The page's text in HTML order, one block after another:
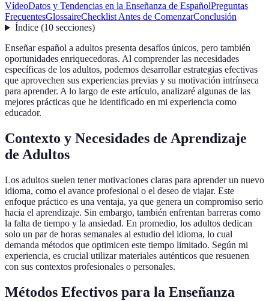
VídeoDatos y Tendencias en la Enseñanza de EspañolPreguntas
FrecuentesGlossaireChecklist Antes de ComenzarConclusión
Índice(10 secciones)
Enseñar español a adultos presenta desafíos únicos, pero también
oportunidades enriquecedoras. Al comprender las necesidades
específicas de los adultos, podemos desarrollar estrategias efectivas
que aprovechen sus experiencias previas y su motivación intrínseca
para aprender. A lo largo de este artículo, analizaré algunas de las
mejores prácticas que he identificado en mi experiencia como
educador.
Contexto y Necesidades de Aprendizaje
de Adultos
Los adultos suelen tener motivaciones claras para aprender un nuevo
idioma, como el avance profesional o el deseo de viajar. Este
enfoque práctico es una ventaja, ya que genera un compromiso serio
hacia el aprendizaje. Sin embargo, también enfrentan barreras como
la falta de tiempo y la ansiedad. En promedio, los adultos dedican
solo un par de horas semanales al estudio del idioma, lo cual
demanda métodos que optimicen este tiempo limitado. Según mi
experiencia, es crucial utilizar materiales auténticos que resuenen
con sus contextos profesionales o personales.
Métodos Efectivos para la Enseñanza